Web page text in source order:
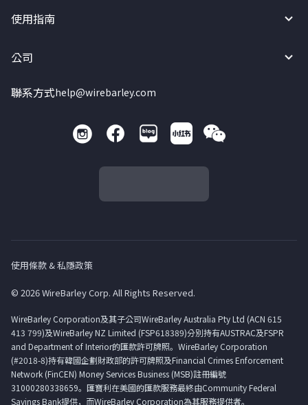
使用指南
公司
聯系方式help@wirebarley.com
使用條款 & 私隱政策
© 2026 WireBarley Corp. All Rights Reserved.
WireBarley Corporation及其子公司WireBarley Australia Pty Ltd (ACN 615
413 799)及WireBarley NZ Limited (FSP618389)分別持有AUSTRAC及FSPR
and Department of Interior的匯款許可牌照。WireBarley Corporation
(#2018-8)持有韓國企劃財政部的許可牌照及Financial Crimes Enforcement
Network (FinCEN) Money Services Business (MSB)註冊編號
31000280338659。匯寶利在美國的匯款服務最終由Community Federal
Savings Bank提供，而WireBarley Corporation為其服務提供者。